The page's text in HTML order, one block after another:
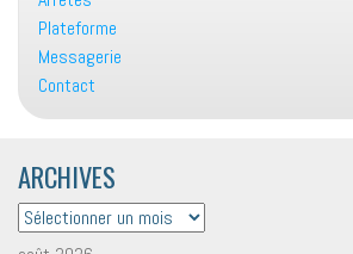
Plateforme
Messagerie
Contact
ARCHIVES
ARCHIVES